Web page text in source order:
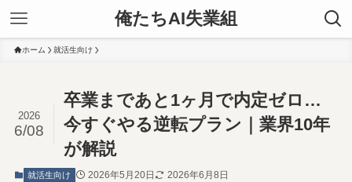
俺たちAI失業組
ホーム 就活生向け
卒業まであと1ヶ月で内定ゼロ…
今すぐやる逆転プラン｜業界10年
が解説
2026
6/08
就活生向け 2026年5月20日 2026年6月8日